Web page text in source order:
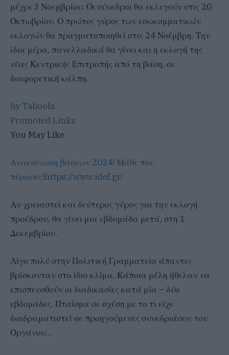
μέχρι 3 Νοεμβρίου. Οι σύνεδροι θα εκλεγούν στις 20
Οκτωβρίου. Ο πρώτος γύρος των εσωκομματικών
εκλογών θα πραγματοποιηθεί στις 24 Νοέμβρη. Την
ίδια μέρα, πανελλαδικά θα γίνει και η εκλογή της
νέας Κεντρικής Επιτροπής από τη βάση, σε
διαφορετική κάλπη.
by Taboola
Promoted Links
You May Like
Ανακοίνωση βάσεων 2024! Μάθε που
πέρασες!https://www.idef.gr/
Αν χρειαστεί και δεύτερος γύρος για την εκλογή
προέδρου, θα γίνει μια εβδομάδα μετά, στη 1
Δεκεμβρίου.
Λίγο πολύ στην Πολιτική Γραμματεία άπαντες
βρίσκονταν στο ίδιο κλίμα. Κάποια μέλη ήθελαν να
επισπευσθούν οι διαδικασίες κατά μία – δύο
εβδομάδες. Πταίσμα σε σχέση με το τι είχε
διαδραματιστεί σε προηγούμενες συνεδριάσεις του
Οργάνου…